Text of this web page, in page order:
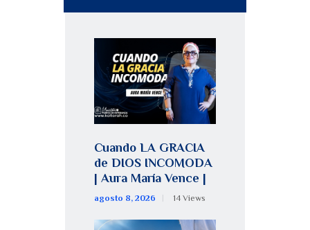
Cuando LA GRACIA
de DIOS INCOMODA
| Aura María Vence |
agosto 8, 2026 14 Views